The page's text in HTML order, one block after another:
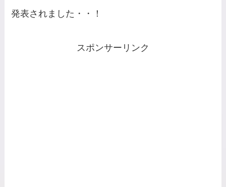
発表されました・・！
スポンサーリンク